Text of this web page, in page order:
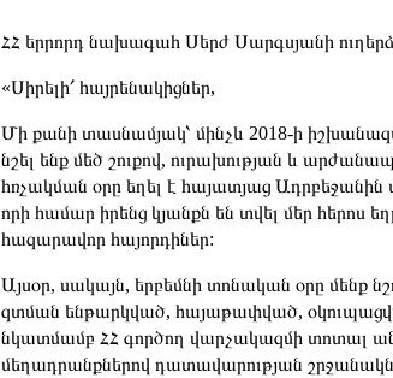
ՀՀ երրորդ նախագահ Սերժ Սարգսյանի
«Սիրելի՛ հայրենակիցներ,
Մի քանի տասնամյակ՝ մինչև 2018-ի
նշել ենք մեծ շուքով, ուրախության և
հռչակման օրը եղել է հայատյաց
որի համար իրենց կյանքն են տվել մեր հերոս
հազարավոր հայորդիներ:
Այսօր, սակայն, երբեմնի տոնական օրը մենք
զտման ենթարկված, հայաթափված,
նկատմամբ ՀՀ գործող վարչակազմի տոտալ
մեղադրանքներով դատավարության